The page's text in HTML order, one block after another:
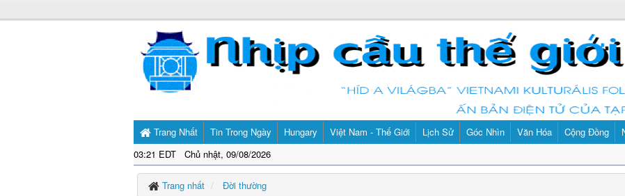
Trang Nhất
03:21 EDT Chủ nhật, 09/08/2026
Tin Trong Ngày Hungary Việt Nam - Thế Giới Lịch Sử Góc Nhìn Văn Hóa Cộng Đồng
Trang nhất Đời thường